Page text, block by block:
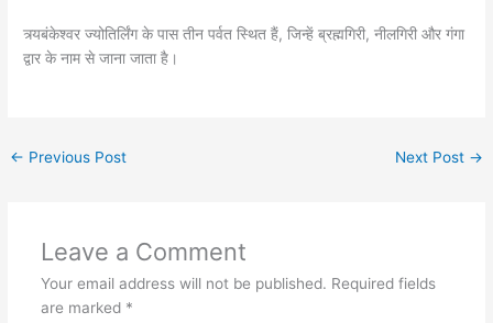
त्र्यबंकेश्वर ज्योतिर्लिंग के पास तीन पर्वत स्थित हैं, जिन्हें ब्रह्मगिरी, नीलगिरी और गंगा
द्वार के नाम से जाना जाता है।
← Previous Post Next Post →
Leave a Comment
Your email address will not be published. Required fields
are marked *